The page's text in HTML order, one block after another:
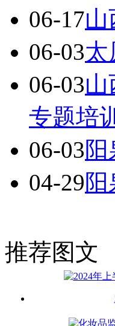
06-17
06-03太
06-03
专题培训
06-03
04-29
推荐图文